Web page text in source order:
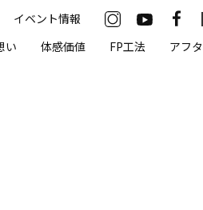
イベント情報
い
体感価値 FP工法 アフ